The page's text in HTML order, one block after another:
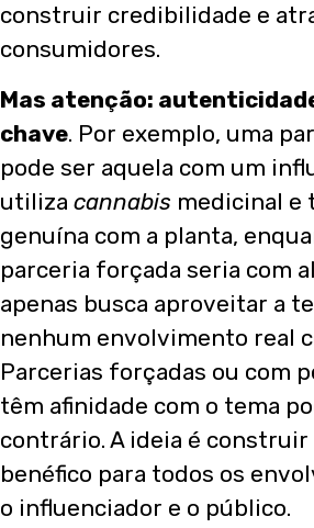
construir credibilidade e
consumidores.
Mas atenção:
chave. Por exemplo, uma
pode ser aquela com um
utiliza cannabis medicinal e
genuína com a planta,
parceria forçada seria com
apenas busca aproveitar a
nenhum envolvimento real
Parcerias forçadas ou com
têm afinidade com o tema
contrário. A ideia é construir
benéfico para todos os
o influenciador e o público.